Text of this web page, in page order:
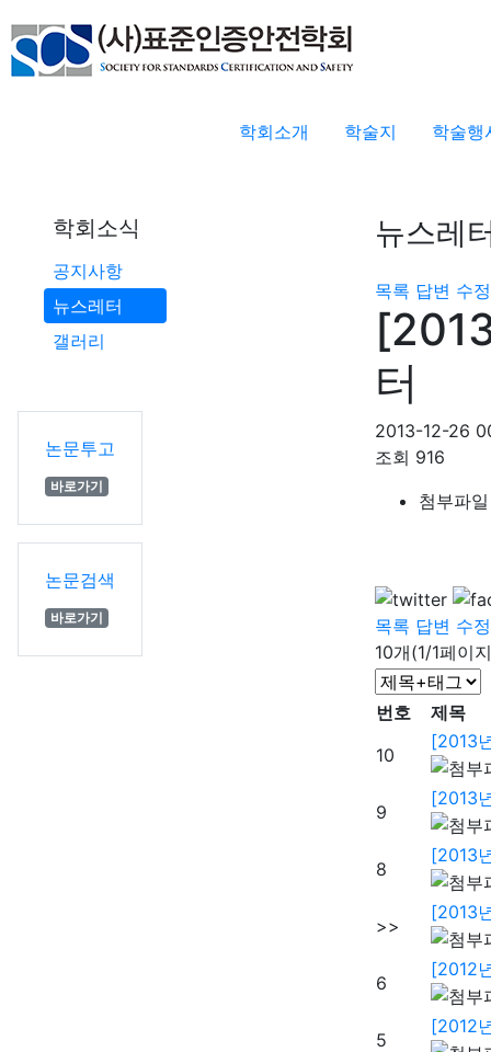
학회소개 학술지 학술행
학회소식
공지사항
뉴스레터
갤러리
논문투고
바로가기
논문검색
바로가기
뉴스레
목록 답변 수정
터
2013-12-26
조회 916
첨부파일
목록 답변 수정
10개(1/1페이
번호
제목
10
[2013
9
[2013
8
[2013
>>
[2013
6
[2012
5
[2012